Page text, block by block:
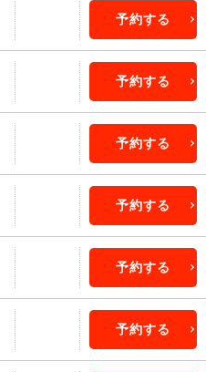
予約する
予約する
予約する
予約する
予約する
予約する